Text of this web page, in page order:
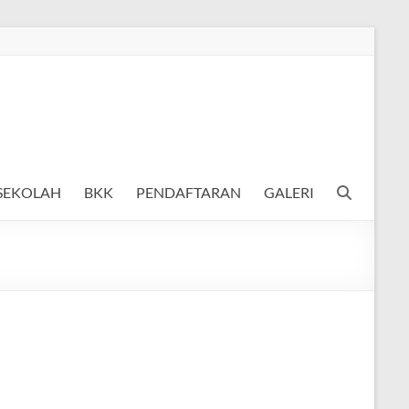
BKK PENDAFTARAN GALERI